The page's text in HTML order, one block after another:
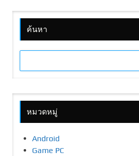
ค้นหา
หมวดหมู่
Android
Game PC